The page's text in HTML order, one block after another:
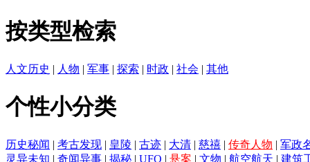
按类型检索
人文历史 | 人物 | 军事 | 探索 | 时政 | 社会 | 其他
个性小分类
历史秘闻 | 考古发现 | 皇陵 | 古迹 | 大清 | 慈禧 | 传奇人物 | 军政
灵异未知 | 奇闻异事 | 揭秘 | UFO | 悬案 | 文物 | 航空航天 | 建筑